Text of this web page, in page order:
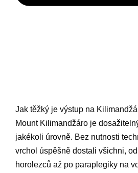
Jak těžký je výstup na
Mount Kilimandžáro je
jakékoli úrovně. Bez nutnosti
vrchol úspěšně dostali všichni,
horolezců až po paraplegiky na